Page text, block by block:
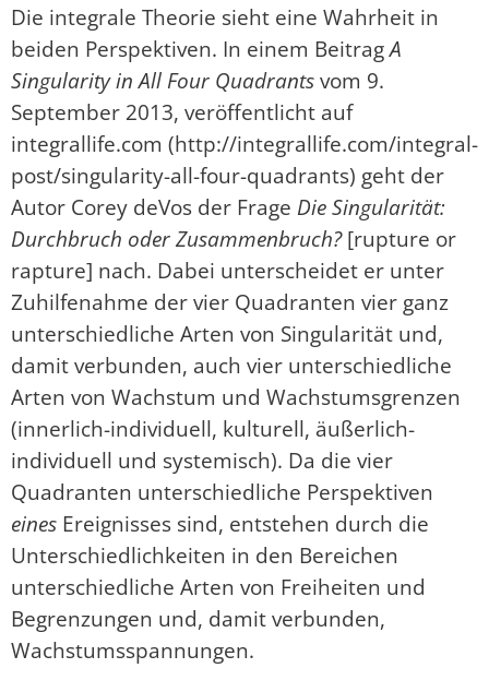
Die integrale Theorie sieht eine Wahrheit in
beiden Perspektiven. In einem BeitragA
Singularity in All Four Quadrantsvom 9.
September 2013, veröffentlicht auf
integrallife.com (http://integrallife.com/integral-
post/singularity-all-four-quadrants) geht der
Autor Corey deVos der Frage Die Singularität:
Durchbruch oder Zusammenbruch?[rupture or
rapture] nach. Dabei unterscheidet er unter
Zuhilfenahme der vier Quadranten vier ganz
unterschiedliche Arten von Singularität und,
damit verbunden, auch vier unterschiedliche
Arten von Wachstum und Wachstumsgrenzen
(innerlich-individuell, kulturell, äußerlich-
individuell und systemisch). Da die vier
Quadranten unterschiedliche Perspektiven
eines Ereignisses sind, entstehen durch die
Unterschiedlichkeiten in den Bereichen
unterschiedliche Arten von Freiheiten und
Begrenzungen und, damit verbunden,
Wachstumsspannungen.